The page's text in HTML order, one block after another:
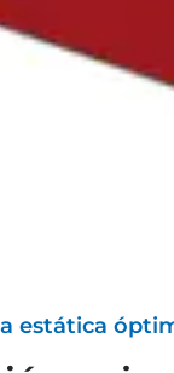
estática